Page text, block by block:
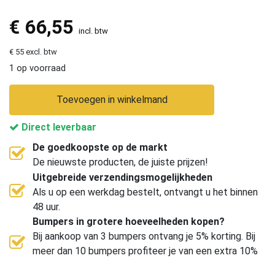
€ 66,55 incl. btw
€ 55 excl. btw
1 op voorraad
Toevoegen in winkelmand
Direct leverbaar
De goedkoopste op de markt
De nieuwste producten, de juiste prijzen!
Uitgebreide verzendingsmogelijkheden
Als u op een werkdag bestelt, ontvangt u het binnen
48 uur.
Bumpers in grotere hoeveelheden kopen?
Bij aankoop van 3 bumpers ontvang je 5% korting. Bij
meer dan 10 bumpers profiteer je van een extra 10%